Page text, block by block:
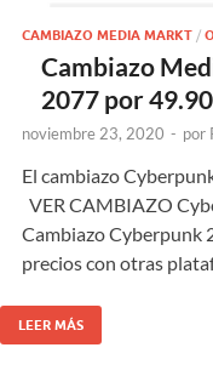
CAMBIAZO MEDIA MARKT/
Cambiazo
2077 por
noviembre 23, 2020 - por
El cambiazo
VER CAMBIAZO
Cambiazo Cyberpunk
precios con otras
LEER MÁS